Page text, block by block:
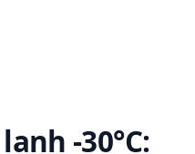
-30°C: